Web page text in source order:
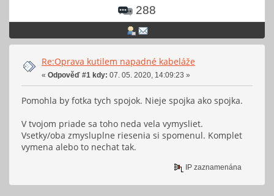
288
Re:Oprava kutilem napadné kabeláže
« Odpověď #1 kdy: 07. 05. 2020, 14:09:23 »
Pomohla by fotka tych spojok. Nieje spojka ako spojka.
V tvojom priade sa toho neda vela vymysliet.
Vsetky/oba zmysluplne riesenia si spomenul. Komplet
vymena alebo to nechat tak.
IP zaznamenána